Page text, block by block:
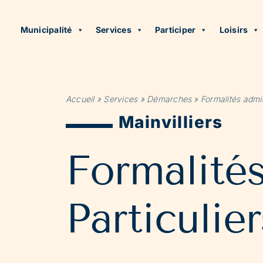
Municipalité Services Participer Loisirs
Accueil» Services» Démarches» Formalités
Mainvilliers